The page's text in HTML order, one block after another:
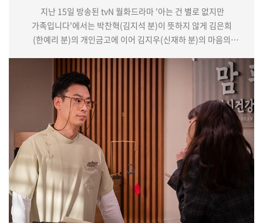
지난 15일 방송된 tvN 월화드라마 '아는 건 별로 없지만
가족입니다'에서는 박찬혁(김지석 분)이 뜻하지 않게 김은희
(한예리 분)의 개인금고에 이어 김지우(신재하 분)의 마음의
말다툼을 벌이는 김은주(추자현 분)와 김은희 사이에 머쓱하게
껴있던 중 김은희가 발끈하며 목소리를 높이자 조용히 물을
건넸다. 이어 자리에서 나온 박찬혁은 사무실로 향했고 이번엔
막내 김지우와 마주쳐 맥주를 마시기 시작했다. 이때 박찬혁이
술김에 김은주를 좋아했었다고 밝히는 장면과 김은주…